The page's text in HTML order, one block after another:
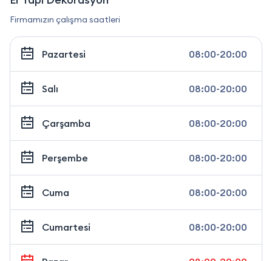
Firmamızın çalışma saatleri
Pazartesi 08:00-20:00
Salı 08:00-20:00
Çarşamba 08:00-20:00
Perşembe 08:00-20:00
Cuma 08:00-20:00
Cumartesi 08:00-20:00